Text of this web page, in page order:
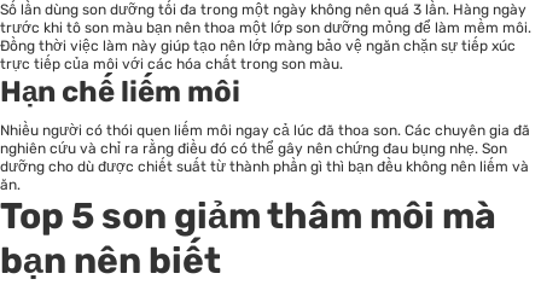
Số lần dùng son dưỡng tối đa trong một ngày không nên quá 3 lần. Hàng ngày
trước khi tô son màu bạn nên thoa một lớp son dưỡng mỏng để làm mềm môi.
Đồng thời việc làm này giúp tạo nên lớp màng bảo vệ ngăn chặn sự tiếp xúc
trực tiếp của môi với các hóa chất trong son màu.
Hạn chế liếm môi
Nhiều người có thói quen liếm môi ngay cả lúc đã thoa son. Các chuyên gia đã
nghiên cứu và chỉ ra rằng điều đó có thể gây nên chứng đau bụng nhẹ. Son
dưỡng cho dù được chiết suất từ thành phần gì thì bạn đều không nên liếm và
ăn.
Top 5 son giảm thâm môi mà
bạn nên biết